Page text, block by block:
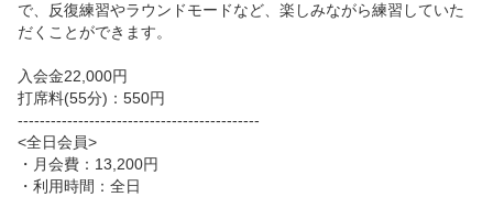
ストはお受けできかねますのでご了承ください。
※右打ち打席のみとなります。
※安全に施設をご利用いただくため、対象年齢を高校
生以上のお客様とさせていただいております。
で、反復練習やラウンドモードなど、楽しみながら練習していた
だくことができます。
入会金22,000円
打席料(55分)：550円
--------------------------------------------
<全日会員>
・月会費：13,200円
・利用時間：全日